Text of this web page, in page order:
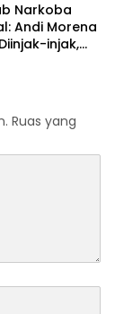
Narkoba
Andi Morena
injak,
Ruas yang